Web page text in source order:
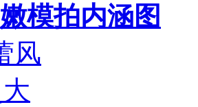
嫩模拍内涵图